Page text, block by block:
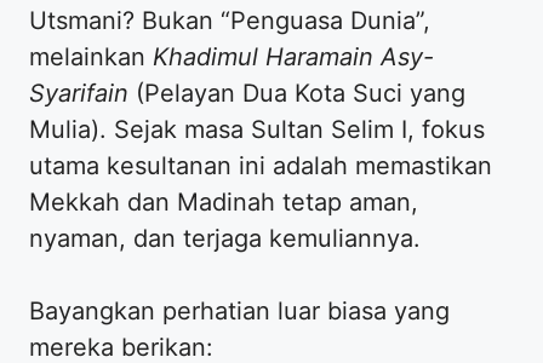
Utsmani? Bukan “Penguasa Dunia”,
melainkan Khadimul Haramain Asy-
Syarifain (Pelayan Dua Kota Suci yang
Mulia). Sejak masa Sultan Selim I, fokus
utama kesultanan ini adalah memastikan
Mekkah dan Madinah tetap aman,
nyaman, dan terjaga kemuliannya.
​Bayangkan perhatian luar biasa yang
mereka berikan: